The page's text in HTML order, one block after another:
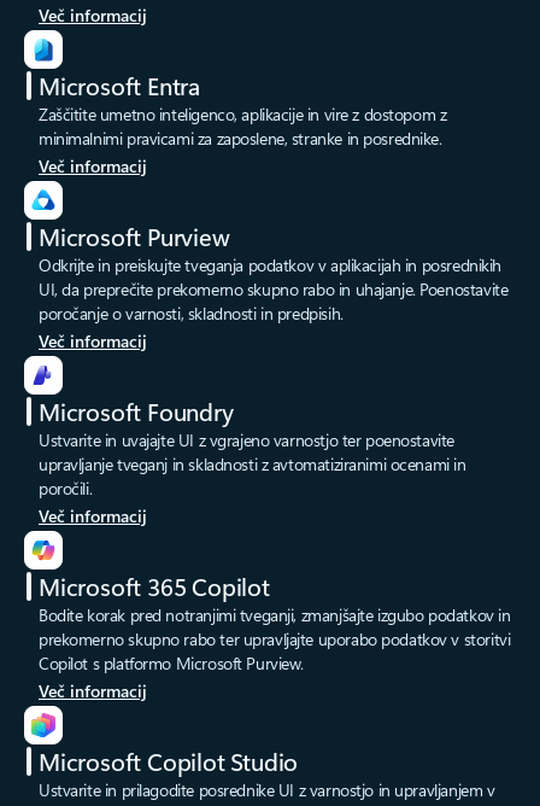
Več informacij
Microsoft Entra
Zaščitite umetno inteligenco, aplikacije in vire z dostopom z
minimalnimi pravicami za zaposlene, stranke in posrednike.
Več informacij
Microsoft Purview
Odkrijte in preiskujte tveganja podatkov v aplikacijah in posrednikih
UI, da preprečite prekomerno skupno rabo in uhajanje. Poenostavite
poročanje o varnosti, skladnosti in predpisih.
Več informacij
Microsoft Foundry
Ustvarite in uvajajte UI z vgrajeno varnostjo ter poenostavite
upravljanje tveganj in skladnosti z avtomatiziranimi ocenami in
poročili.
Več informacij
Microsoft 365 Copilot
Bodite korak pred notranjimi tveganji, zmanjšajte izgubo podatkov in
prekomerno skupno rabo ter upravljajte uporabo podatkov v storitvi
Copilot s platformo Microsoft Purview.
Več informacij
Microsoft Copilot Studio
Ustvarite in prilagodite posrednike UI z varnostjo in upravljanjem v